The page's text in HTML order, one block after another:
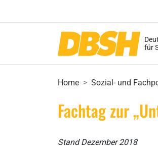
für
Home Sozial- und
Fachtag zur
Stand Dezember 2018